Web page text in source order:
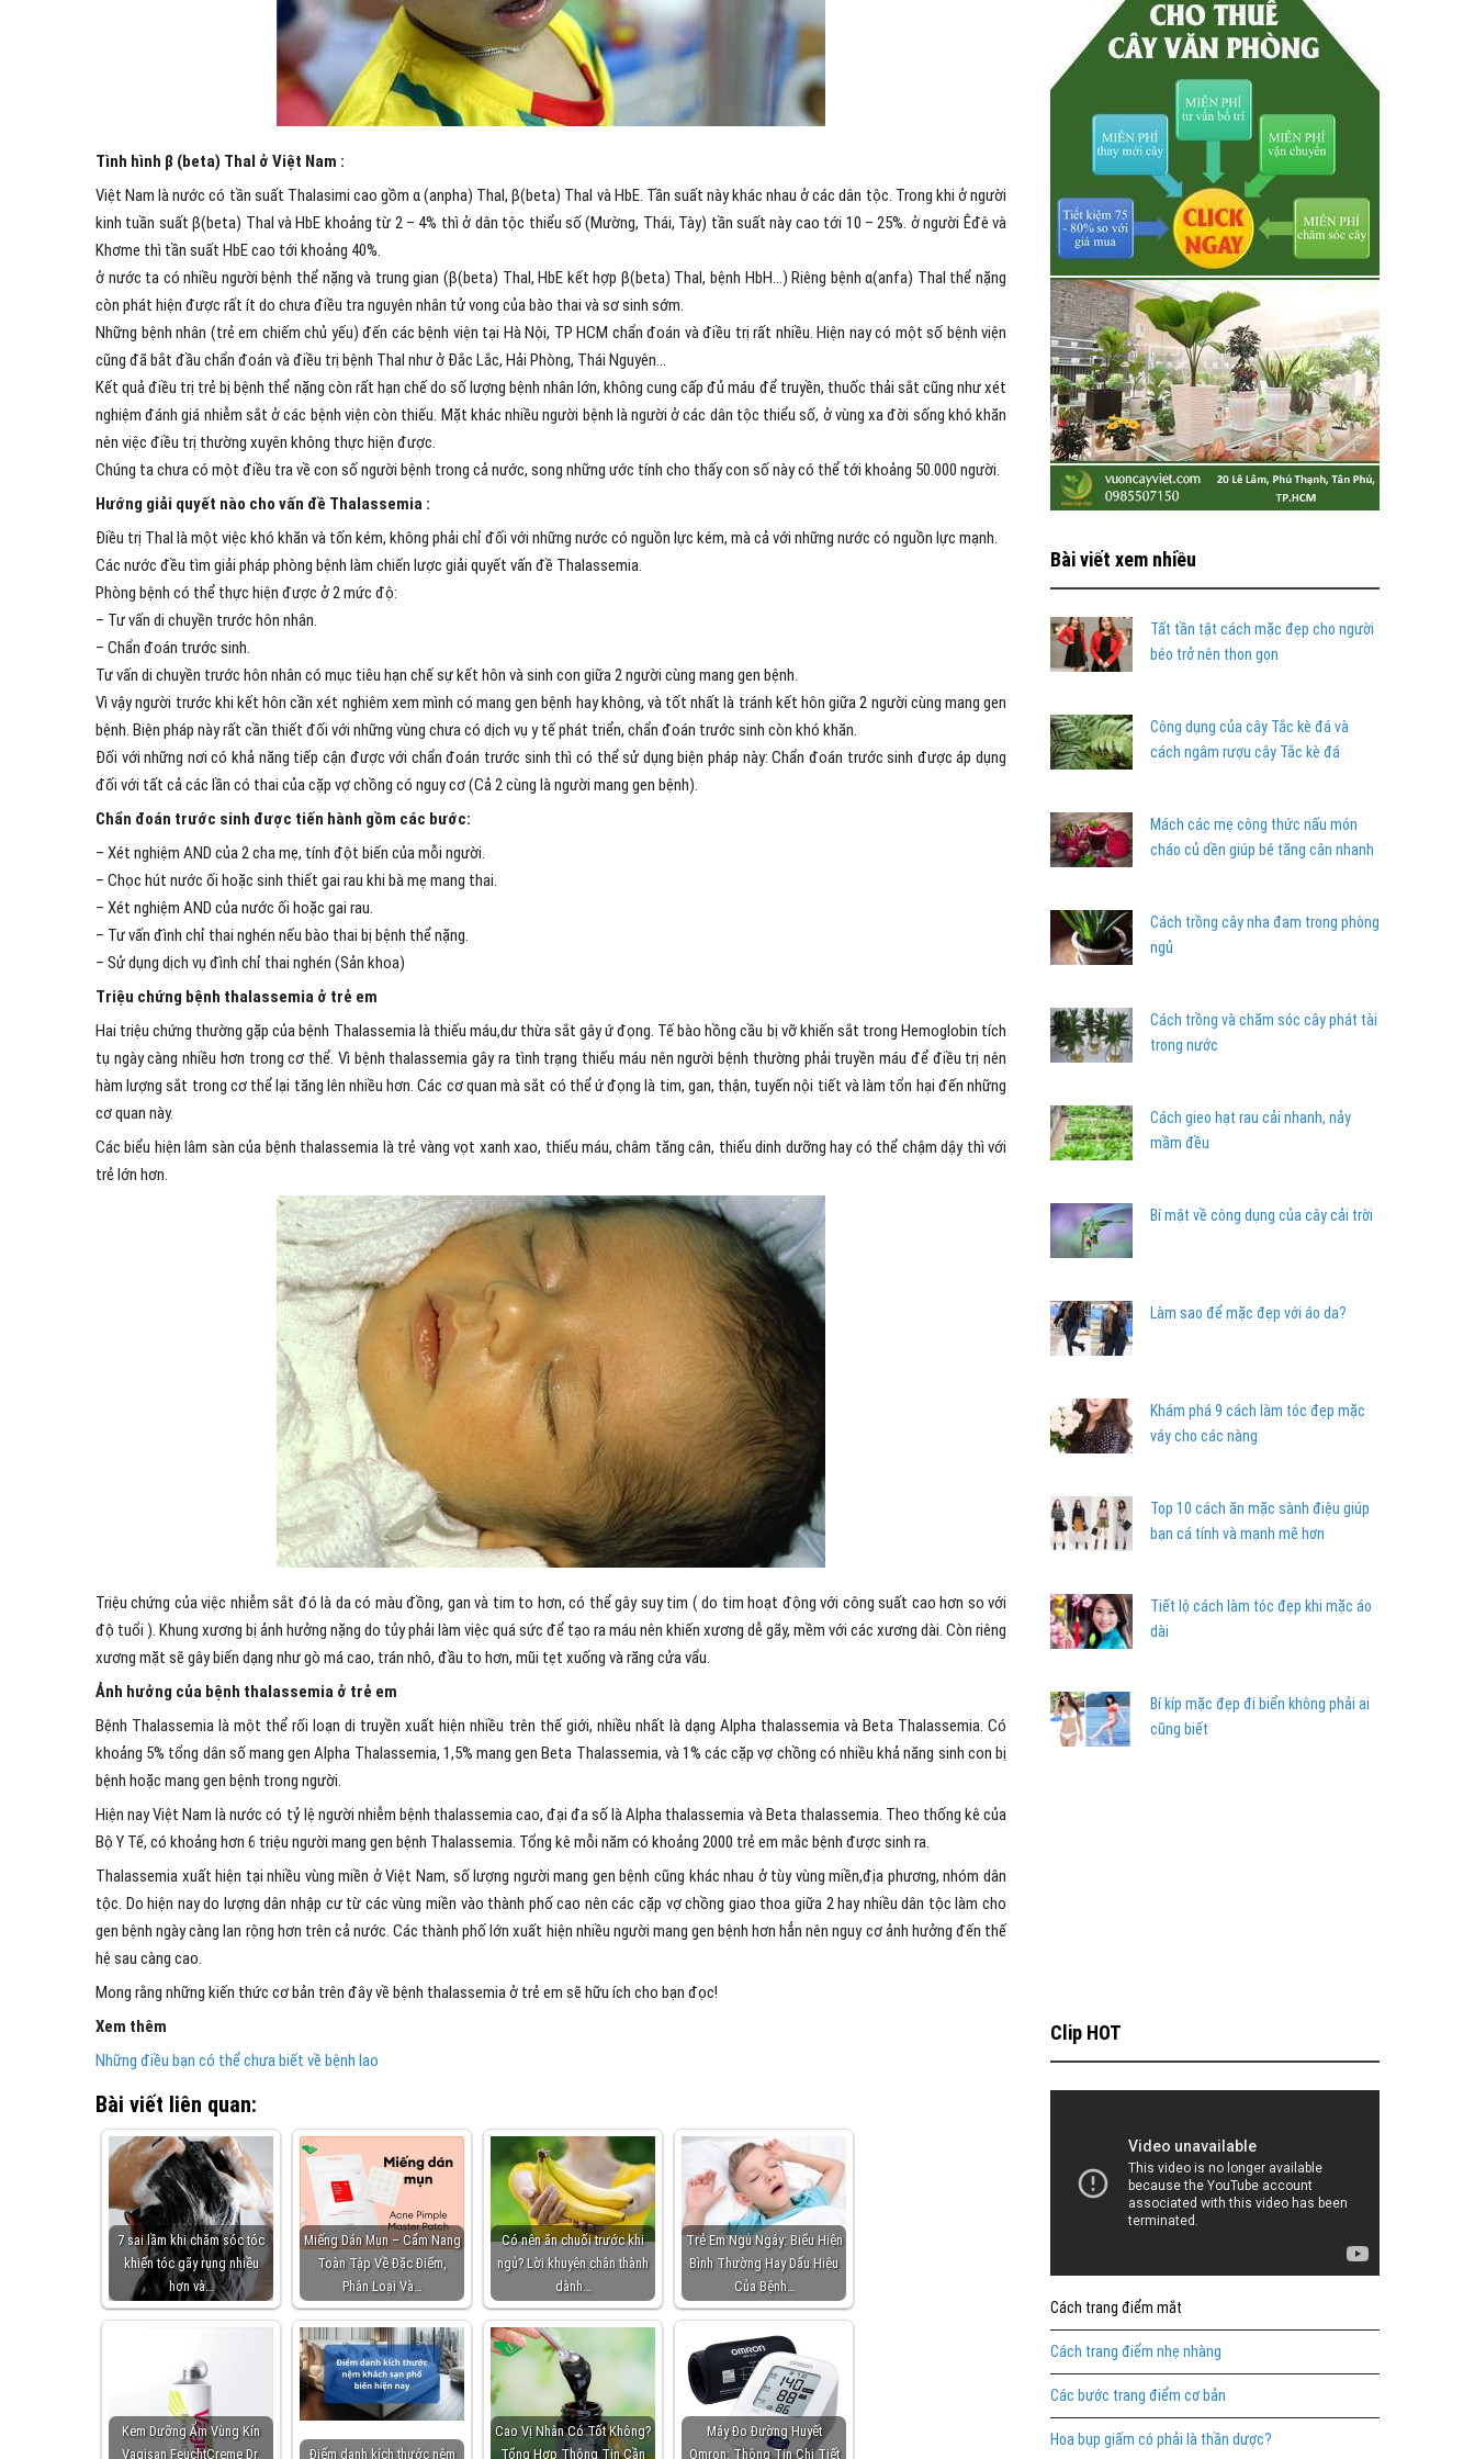
Tình hình β (beta) Thal ở Việt Nam :
Việt Nam là nước có tần suất Thalasimi cao gồm α (anpha) Thal, β(beta) Thal và HbE. Tần suất này khác nhau ở các dân tộc. Trong khi ở người
kinh tuần suất β(beta) Thal và HbE khoảng từ 2 – 4% thì ở dân tộc thiểu số (Mường, Thái, Tày) tần suất này cao tới 10 – 25%. ở người Êđê và
Khơme thì tần suất HbE cao tới khoảng 40%.
ở nước ta có nhiều người bệnh thể nặng và trung gian (β(beta) Thal, HbE kết hợp β(beta) Thal, bệnh HbH…) Riêng bệnh α(anfa) Thal thể nặng
còn phát hiện được rất ít do chưa điều tra nguyên nhân tử vong của bào thai và sơ sinh sớm.
Những bệnh nhân (trẻ em chiếm chủ yếu) đến các bệnh viện tại Hà Nội, TP HCM chẩn đoán và điều trị rất nhiều. Hiện nay có một số bệnh viện
cũng đã bắt đầu chẩn đoán và điều trị bệnh Thal như ở Đắc Lắc, Hải Phòng, Thái Nguyên…
Kết quả điều trị trẻ bị bệnh thể nặng còn rất hạn chế do số lượng bệnh nhân lớn, không cung cấp đủ máu để truyền, thuốc thải sắt cũng như xét
nghiệm đánh giá nhiễm sắt ở các bệnh viện còn thiếu. Mặt khác nhiều người bệnh là người ở các dân tộc thiểu số, ở vùng xa đời sống khó khăn
nên việc điều trị thường xuyên không thực hiện được.
Chúng ta chưa có một điều tra về con số người bệnh trong cả nước, song những ước tính cho thấy con số này có thể tới khoảng 50.000 người.
Hướng giải quyết nào cho vấn đề Thalassemia :
Điều trị Thal là một việc khó khăn và tốn kém, không phải chỉ đối với những nước có nguồn lực kém, mà cả với những nước có nguồn lực mạnh.
Các nước đều tìm giải pháp phòng bệnh làm chiến lược giải quyết vấn đề Thalassemia.
Phòng bệnh có thể thực hiện được ở 2 mức độ:
– Tư vấn di chuyền trước hôn nhân.
– Chẩn đoán trước sinh.
Tư vấn di chuyền trước hôn nhân có mục tiêu hạn chế sự kết hôn và sinh con giữa 2 người cùng mang gen bệnh.
Vì vậy người trước khi kết hôn cần xét nghiêm xem mình có mang gen bệnh hay không, và tốt nhất là tránh kết hôn giữa 2 người cùng mang gen
bệnh. Biện pháp này rất cần thiết đối với những vùng chưa có dịch vụ y tế phát triển, chẩn đoán trước sinh còn khó khăn.
Đối với những nơi có khả năng tiếp cận được với chẩn đoán trước sinh thì có thể sử dụng biện pháp này: Chẩn đoán trước sinh được áp dụng
đối với tất cả các lần có thai của cặp vợ chồng có nguy cơ (Cả 2 cùng là người mang gen bệnh).
Chẩn đoán trước sinh được tiến hành gồm các bước:
– Xét nghiệm AND của 2 cha mẹ, tính đột biến của mỗi người.
– Chọc hút nước ối hoặc sinh thiết gai rau khi bà mẹ mang thai.
– Xét nghiệm AND của nước ối hoặc gai rau.
– Tư vấn đình chỉ thai nghén nếu bào thai bị bệnh thể nặng.
– Sử dụng dịch vụ đình chỉ thai nghén (Sản khoa)
Triệu chứng bệnh thalassemia ở trẻ em
Hai triệu chứng thường gặp của bệnh Thalassemia là thiếu máu,dư thừa sắt gây ứ đọng. Tế bào hồng cầu bị vỡ khiến sắt trong Hemoglobin tích
tụ ngày càng nhiều hơn trong cơ thể. Vì bệnh thalassemia gây ra tình trạng thiếu máu nên người bệnh thường phải truyền máu để điều trị nên
hàm lượng sắt trong cơ thể lại tăng lên nhiều hơn. Các cơ quan mà sắt có thể ứ đọng là tim, gan, thận, tuyến nội tiết và làm tổn hại đến những
cơ quan này.
Các biểu hiện lâm sàn của bệnh thalassemia là trẻ vàng vọt xanh xao, thiếu máu, châm tăng cân, thiếu dinh dưỡng hay có thể chậm dậy thì với
trẻ lớn hơn.
Triệu chứng của việc nhiễm sắt đó là da có màu đồng, gan và tim to hơn, có thể gây suy tim ( do tim hoạt động với công suất cao hơn so với
độ tuổi ). Khung xương bị ảnh hưởng nặng do tủy phải làm việc quá sức để tạo ra máu nên khiến xương dễ gãy, mềm với các xương dài. Còn riêng
xương mặt sẽ gây biến dạng như gò má cao, trán nhô, đầu to hơn, mũi tẹt xuống và răng cửa vẩu.
Ảnh hưởng của bệnh thalassemia ở trẻ em
Bệnh Thalassemia là một thể rối loạn di truyền xuất hiện nhiều trên thế giới, nhiều nhất là dạng Alpha thalassemia và Beta Thalassemia. Có
khoảng 5% tổng dân số mang gen Alpha Thalassemia, 1,5% mang gen Beta Thalassemia, và 1% các cặp vợ chồng có nhiều khả năng sinh con bị
bệnh hoặc mang gen bệnh trong người.
Hiện nay Việt Nam là nước có tỷ lệ người nhiễm bệnh thalassemia cao, đại đa số là Alpha thalassemia và Beta thalassemia. Theo thống kê của
Bộ Y Tế, có khoảng hơn 6 triệu người mang gen bệnh Thalassemia. Tổng kê mỗi năm có khoảng 2000 trẻ em mắc bệnh được sinh ra.
Thalassemia xuất hiện tại nhiều vùng miền ở Việt Nam, số lượng người mang gen bệnh cũng khác nhau ở tùy vùng miền,địa phương, nhóm dân
tộc. Do hiện nay do lượng dân nhập cư từ các vùng miền vào thành phố cao nên các cặp vợ chồng giao thoa giữa 2 hay nhiều dân tộc làm cho
gen bệnh ngày càng lan rộng hơn trên cả nước. Các thành phố lớn xuất hiện nhiều người mang gen bệnh hơn hẳn nên nguy cơ ảnh hưởng đến thế
hệ sau càng cao.
Mong rằng những kiến thức cơ bản trên đây về bệnh thalassemia ở trẻ em sẽ hữu ích cho bạn đọc!
Xem thêm
Những điều bạn có thể chưa biết về bệnh lao
Bài viết liên quan:
7 sai lầm khi chăm sóc tóc
khiến tóc gãy rụng nhiều
hơn và…
Miếng Dán Mụn – Cẩm Nang
Toàn Tập Về Đặc Điểm,
Phân Loại Và…
Có nên ăn chuối trước khi
ngủ? Lời khuyên chân thành
dành…
Trẻ Em Ngủ Ngáy: Biểu Hiện
Bình Thường Hay Dấu Hiệu
Của Bệnh…
Kem Dưỡng Ẩm Vùng Kín
Vagisan FeuchtCreme Dr.
Điểm danh kích thước nệm
Cao Vị Nhân Có Tốt Không?
Tổng Hợp Thông Tin Cần
Máy Đo Đường Huyết
Omron: Thông Tin Chi Tiết
Bài viết xem nhiều
Tất tần tật cách mặc đẹp cho người
béo trở nên thon gọn
Công dụng của cây Tắc kè đá và
cách ngâm rượu cây Tắc kè đá
Mách các mẹ công thức nấu món
cháo củ dền giúp bé tăng cân nhanh
Cách trồng cây nha đam trong phòng
ngủ
Cách trồng và chăm sóc cây phát tài
trong nước
Cách gieo hạt rau cải nhanh, nảy
mầm đều
Bí mật về công dụng của cây cải trời
Làm sao để mặc đẹp với áo da?
Khám phá 9 cách làm tóc đẹp mặc
váy cho các nàng
Top 10 cách ăn mặc sành điệu giúp
bạn cá tính và mạnh mẽ hơn
Tiết lộ cách làm tóc đẹp khi mặc áo
dài
Bí kíp mặc đẹp đi biển không phải ai
cũng biết
Clip HOT
Cách trang điểm mắt
Cách trang điểm nhẹ nhàng
Các bước trang điểm cơ bản
Hoa bụp giấm có phải là thần dược?